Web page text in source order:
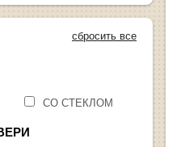
сбросить все
СО СТЕКЛОМ